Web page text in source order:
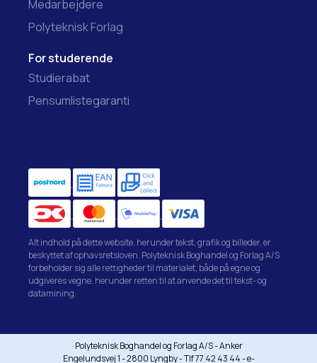
Medarbejdere
Polyteknisk Forlag
For studerende
Studierabat
Pensumlistegaranti
Alt indhold på dette website, herunder tekst, grafik og billeder, er
beskyttet af ophavsretsloven. Polyteknisk Boghandel og Forlag A/S
forbeholder sig alle rettigheder til materialet, både på egne og
udgiveres vegne, herunder retten til at anvende det til tekst- og
datamining.
Polyteknisk Boghandel og Forlag A/S - Anker
Engelundsvej 1 - 2800 Lyngby - Tlf 77 42 43 44 - e-